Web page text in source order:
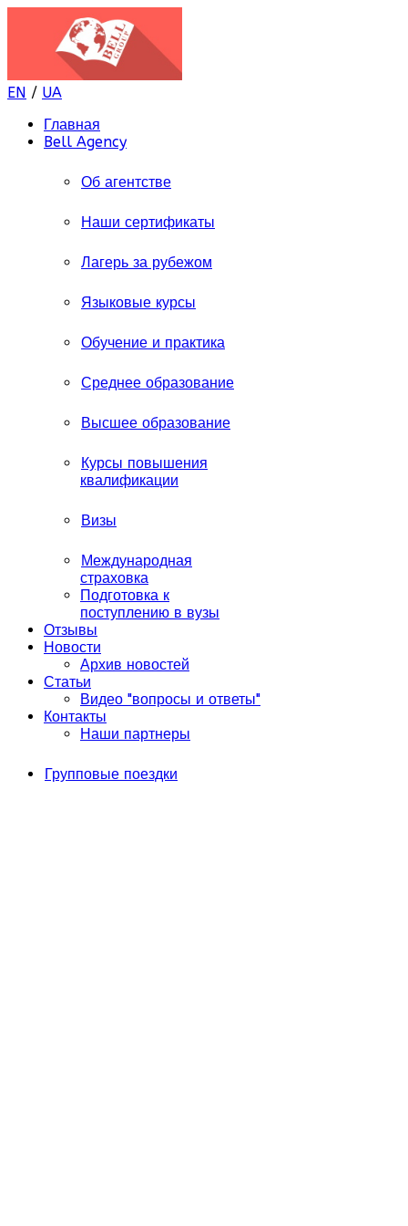
EN / UA
Главная
Bell Agency
Об агентстве
Наши сертификаты
Лагерь за рубежом
Языковые курсы
Обучение и практика
Среднее образование
Высшее образование
Курсы повышения
квалификации
Визы
Международная
страховка
Подготовка к
поступлению в вузы
Отзывы
Новости
Архив новостей
Статьи
Видео "вопросы и ответы"
Контакты
Наши партнеры
Групповые поездки